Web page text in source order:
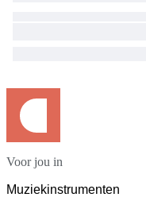
Voor jou in
Muziekinstrumenten